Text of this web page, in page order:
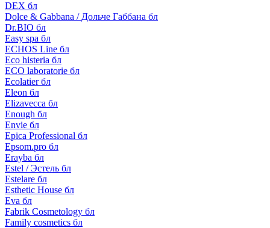
DEX бл
Dolce & Gabbana / Дольче Габбана бл
Dr.BIO бл
Easy spa бл
ECHOS Line бл
Eco histeria бл
ECO laboratorie бл
Ecolatier бл
Eleon бл
Elizavecca бл
Enough бл
Envie бл
Epica Professional бл
Epsom.pro бл
Erayba бл
Estel / Эстель бл
Estelare бл
Esthetic House бл
Eva бл
Fabrik Cosmetology бл
Family cosmetics бл